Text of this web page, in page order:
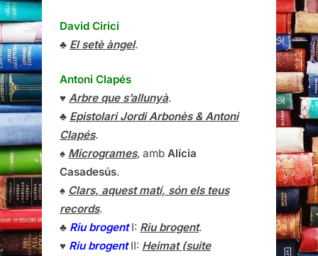
David Cirici
♣ El setè àngel.
Antoni Clapés
♥ Arbre que s’allunyà.
♣ Epistolari Jordi Arbonès & Antoni
Clapés.
♠ Microgrames, amb Alícia
Casadesús.
♠ Clars, aquest matí, són els teus
records.
♣ Riu brogentI: Riu brogent.
♥ Riu brogentII: Heimat (suite